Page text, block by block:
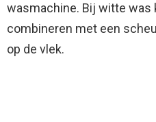
wasmachine. Bij witte was
combineren met een
op de vlek.